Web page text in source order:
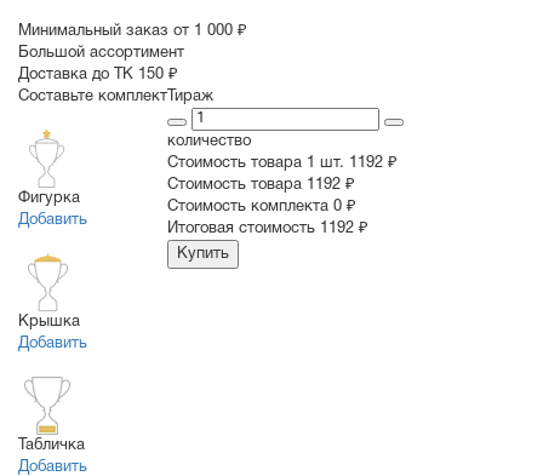
Минимальный заказ от 1 000 ₽
Большой ассортимент
Доставка до ТК 150 ₽
Составьте комплект
Фигурка
Добавить
Крышка
Добавить
Табличка
Добавить
Тираж
количество
Стоимость товара 1 шт. 1192 ₽
Cтоимость товара 1192 ₽
Стоимость комплекта 0 ₽
Итоговая стоимость 1192 ₽
Купить